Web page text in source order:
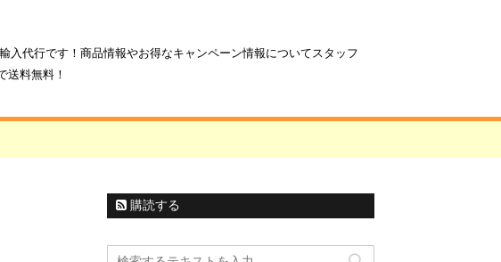
代行です！商品情報やお得なキャンペーン情報についてスタッフ
送料無料！
購読する